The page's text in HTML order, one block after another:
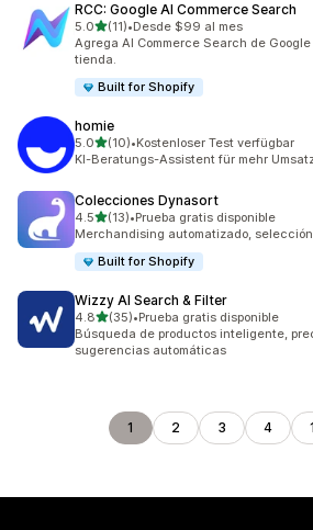
RCC: Google AI Commerce Search
5.0de 5 estrellas
(11)
11 reseñas en total
•Desde $99 al mes
Agrega AI Commerce Search de
tienda.
Built for Shopify
homie
5.0de 5 estrellas
(10)
10 reseñas en total
•Kostenloser Test verfügbar
KI-Beratungs-Assistent für mehr
Colecciones Dynasort
4.5de 5 estrellas
(13)
13 reseñas en total
•Prueba gratis disponible
Merchandising automatizado,
Built for Shopify
Wizzy AI Search & Filter
4.8de 5 estrellas
(35)
35 reseñas en total
•Prueba gratis disponible
Búsqueda de productos inteligente,
sugerencias automáticas
1 2 3 4